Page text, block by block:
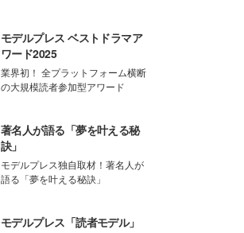
モデルプレス ベストドラマア
ワード2025
業界初！ 全プラットフォーム横断
の大規模読者参加型アワード
著名人が語る「夢を叶える秘
訣」
モデルプレス独自取材！著名人が
語る「夢を叶える秘訣」
モデルプレス「読者モデル」